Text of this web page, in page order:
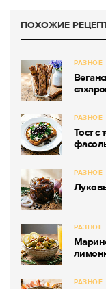
ПОХОЖИЕ
РАЗНОЕ
РАЗНОЕ
Тост с
РАЗНОЕ
РАЗНОЕ
РАЗНОЕ